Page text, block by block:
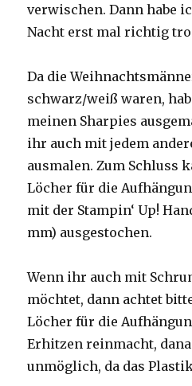
verwischen. Dann habe
Nacht erst mal richtig
Da die
schwarz/weiß waren,
meinen Sharpies
ihr auch mit jedem
ausmalen. Zum Schluss
Löcher für die
mit der Stampin‘ Up!
mm) ausgestochen.
Wenn ihr auch mit
möchtet, dann achtet
Löcher für die
Erhitzen reinmacht,
unmöglich, da das